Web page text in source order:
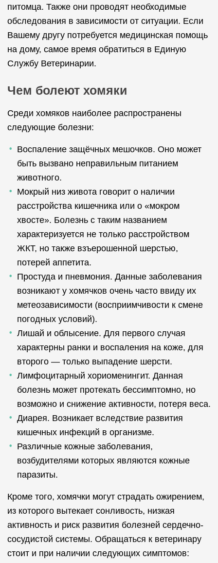
питомца. Также они проводят необходимые
обследования в зависимости от ситуации. Если
Вашему другу потребуется медицинская помощь
на дому, самое время обратиться в Единую
Службу Ветеринарии.
Чем болеют хомяки
Среди хомяков наиболее распространены
следующие болезни:
Воспаление защёчных мешочков. Оно может
быть вызвано неправильным питанием
животного.
Мокрый низ живота говорит о наличии
расстройства кишечника или о «мокром
хвосте». Болезнь с таким названием
характеризуется не только расстройством
ЖКТ, но также взъерошенной шерстью,
потерей аппетита.
Простуда и пневмония. Данные заболевания
возникают у хомячков очень часто ввиду их
метеозависимости (восприимчивости к смене
погодных условий).
Лишай и облысение. Для первого случая
характерны ранки и воспаления на коже, для
второго — только выпадение шерсти.
Лимфоцитарный хориоменингит. Данная
болезнь может протекать бессимптомно, но
возможно и снижение активности, потеря веса.
Диарея. Возникает вследствие развития
кишечных инфекций в организме.
Различные кожные заболевания,
возбудителями которых являются кожные
паразиты.
Кроме того, хомячки могут страдать ожирением,
из которого вытекает сонливость, низкая
активность и риск развития болезней сердечно-
сосудистой системы. Обращаться к ветеринару
стоит и при наличии следующих симптомов: